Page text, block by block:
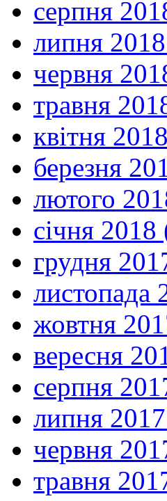
серпня
липня
червня
травня
квітня
березня
лютого
січня 2018
грудня
листопада
жовтня
вересня
серпня
липня
червня
травня